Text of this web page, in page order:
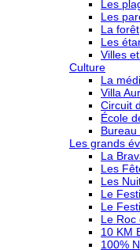
Les
Les
La forêt
Les
Villes
Culture
La
Villa
Circuit
École
Bureau
Les grands
La
Les
Les
Le
Le
Le Roc
10 KM
100%